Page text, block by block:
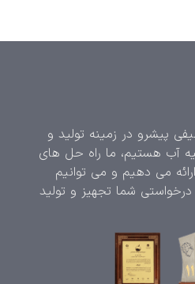
پیشرو در زمینه تولید و
آب هستیم، ما راه حل های
می دهیم و می توانیم
شما تجهیز و تولید